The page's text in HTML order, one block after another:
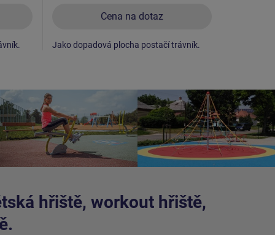
Cena na dotaz
Jako dopadová plocha postačí trávník.
hřiště, workout hřiště,